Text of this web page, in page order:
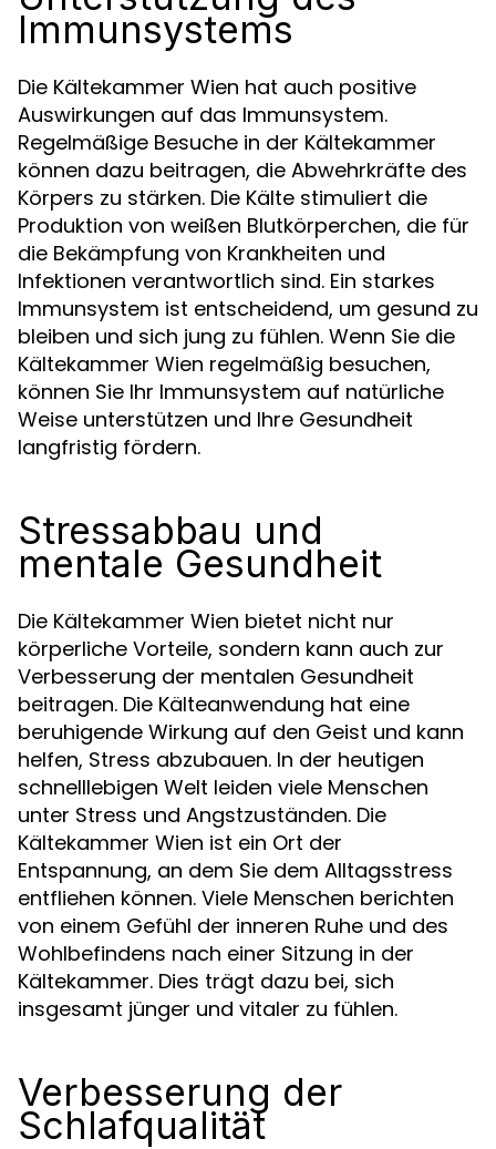
Immunsystems
Die Kältekammer Wien hat auch positive
Auswirkungen auf das Immunsystem.
Regelmäßige Besuche in der Kältekammer
können dazu beitragen, die Abwehrkräfte des
Körpers zu stärken. Die Kälte stimuliert die
Produktion von weißen Blutkörperchen, die für
die Bekämpfung von Krankheiten und
Infektionen verantwortlich sind. Ein starkes
Immunsystem ist entscheidend, um gesund zu
bleiben und sich jung zu fühlen. Wenn Sie die
Kältekammer Wien regelmäßig besuchen,
können Sie Ihr Immunsystem auf natürliche
Weise unterstützen und Ihre Gesundheit
langfristig fördern.
Stressabbau und
mentale Gesundheit
Die Kältekammer Wien bietet nicht nur
körperliche Vorteile, sondern kann auch zur
Verbesserung der mentalen Gesundheit
beitragen. Die Kälteanwendung hat eine
beruhigende Wirkung auf den Geist und kann
helfen, Stress abzubauen. In der heutigen
schnelllebigen Welt leiden viele Menschen
unter Stress und Angstzuständen. Die
Kältekammer Wien ist ein Ort der
Entspannung, an dem Sie dem Alltagsstress
entfliehen können. Viele Menschen berichten
von einem Gefühl der inneren Ruhe und des
Wohlbefindens nach einer Sitzung in der
Kältekammer. Dies trägt dazu bei, sich
insgesamt jünger und vitaler zu fühlen.
Verbesserung der
Schlafqualität